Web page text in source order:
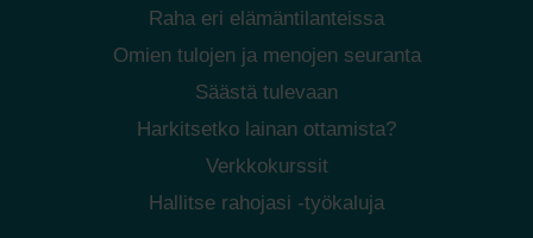
Raha eri elämäntilanteissa
Omien tulojen ja menojen seuranta
Säästä tulevaan
Harkitsetko lainan ottamista?
Verkkokurssit
Hallitse rahojasi -työkaluja